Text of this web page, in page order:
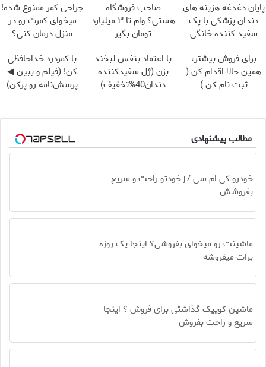
پایان دغدغه هزینه های
دندان پزشکی با پک
سفید کننده خانگی
صاحب فروشگاه
هستی؟ وام تا ۳ میلیارد
تومان بگیر
جراحی کمر ممنوع شده!
میخوای کمرت رو در
منزل درمان کنی؟
برای فروش بیشتر،
همین حالا اقدام کن (
ثبت نام کن )
با اعتماد بنفس لبخند
بزن (ژل سفیدکننده
دندان40%تخفیف)
با کمردرد خداحافظی
کن! (فیلم و ببین ◀
پرسش‌نامه رو پرکن)
مطالب پیشنهادی
خودرو کی ام سی j7 خودتو راحت و سریع
بفروشش
ماشینت رو میخوای بفروشی؟ اینجا یک روزه
برات میفروشه
ماشین کوییک گذاشتی برای فروش ؟ اینجا
سریع و راحت بفروش